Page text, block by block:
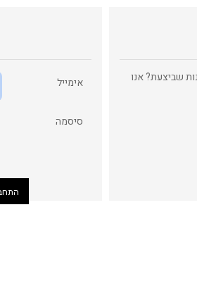
שביצעת? אנו
אימייל
סיסמה